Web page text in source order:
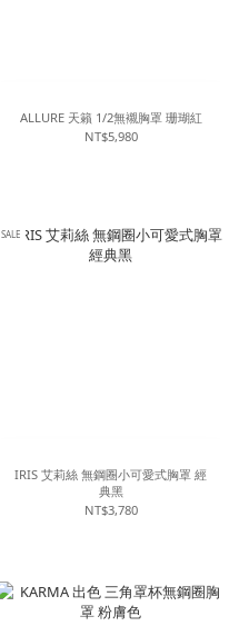
ALLURE 天籟 1/2無襯胸罩 珊瑚紅
NT$5,980
SALE
IRIS 艾莉絲 無鋼圈小可愛式胸罩 經
典黑
NT$3,780